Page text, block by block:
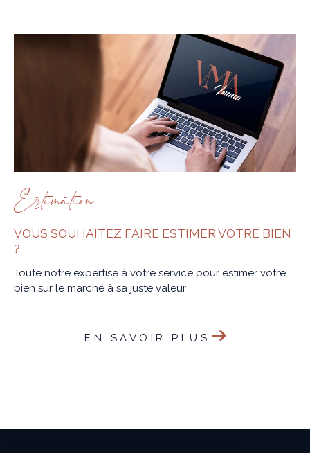
Estimation
VOUS SOUHAITEZ FAIRE ESTIMER VOTRE BIEN
?
Toute notre expertise à votre service pour estimer votre
bien sur le marché à sa juste valeur
EN SAVOIR PLUS